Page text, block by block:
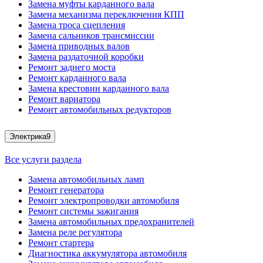
Замена муфты карданного вала
Замена механизма переключения КПП
Замена троса сцепления
Замена сальников трансмиссии
Замена приводных валов
Замена раздаточной коробки
Ремонт заднего моста
Ремонт карданного вала
Замена крестовин карданного вала
Ремонт вариатора
Ремонт автомобильных редукторов
Электрика9
Все услуги раздела
Замена автомобильных ламп
Ремонт генератора
Ремонт электропроводки автомобиля
Ремонт системы зажигания
Замена автомобильных предохранителей
Замена реле регулятора
Ремонт стартера
Диагностика аккумулятора автомобиля